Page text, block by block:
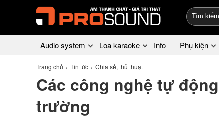
Audio system Loa karaoke Info Phụ kiện
Trang chủ Tin tức Chia sẻ, thủ thuật
Các công nghệ tự
trường